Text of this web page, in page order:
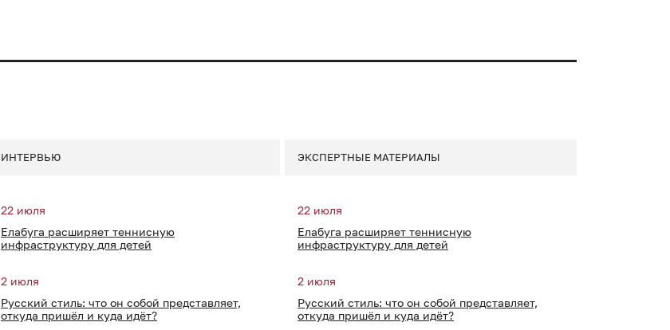
ИНТЕРВЬЮ
22 июля
Елабуга расширяет теннисную
инфраструктуру для детей
2 июля
Русский стиль: что он собой представляет,
откуда пришёл и куда идёт?
ЭКСПЕРТНЫЕ МАТЕРИАЛЫ
22 июля
Елабуга расширяет теннисную
инфраструктуру для детей
2 июля
Русский стиль: что он собой представляет,
откуда пришёл и куда идёт?